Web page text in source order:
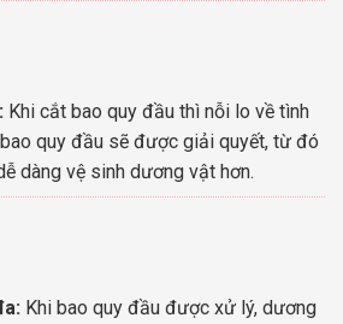
Khi cắt bao quy đầu thì nỗi lo về tình
quy đầu sẽ được giải quyết, từ đó
dàng vệ sinh dương vật hơn.
Khi bao quy đầu được xử lý, dương